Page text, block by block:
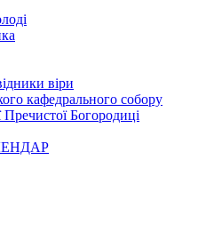
віри
кафедрального собору
Пречистої Богородиці